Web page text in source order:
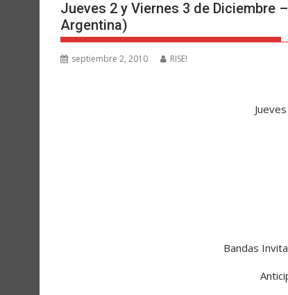
Jueves 2 y Viernes 3 de Diciembre
Argentina)
septiembre 2, 2010 RISE!
Bandas